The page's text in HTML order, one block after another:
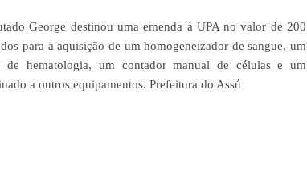
George destinou uma emenda à UPA no valor de 200
para a aquisição de um homogeneizador de sangue, um
de hematologia, um contador manual de células e um
a outros equipamentos. Prefeitura do Assú